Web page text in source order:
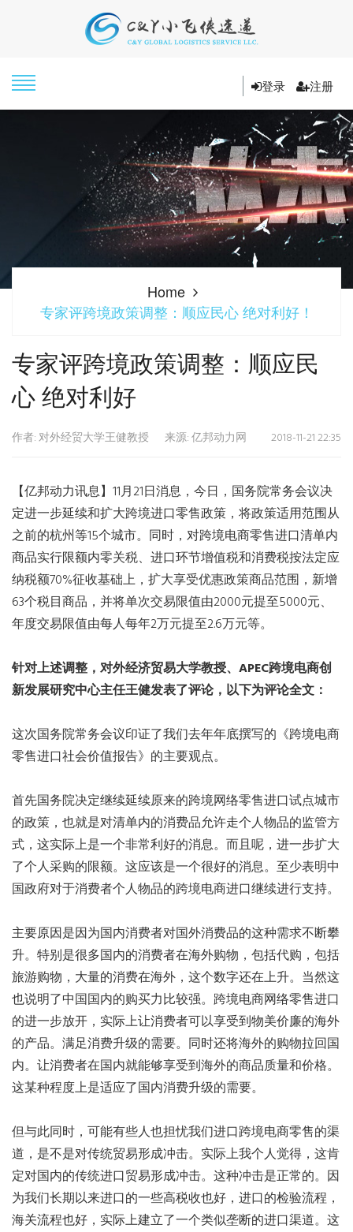
登录 注册
Home
专家评跨境政策调整：顺应民心 绝对利好！
专家评跨境政策调整：顺应民
心 绝对利好
作者: 对外经贸大学王健教授 来源: 亿邦动力网 2018-11-21 22:35
【亿邦动力讯息】11月21日消息，今日，国务院常务会议决
定进一步延续和扩大跨境进口零售政策，将政策适用范围从
之前的杭州等15个城市。同时，对跨境电商零售进口清单内
商品实行限额内零关税、进口环节增值税和消费税按法定应
纳税额70%征收基础上，扩大享受优惠政策商品范围，新增
63个税目商品，并将单次交易限值由2000元提至5000元、
年度交易限值由每人每年2万元提至2.6万元等。
针对上述调整，对外经济贸易大学教授、APEC跨境电商创
新发展研究中心主任王健发表了评论，以下为评论全文：
这次国务院常务会议印证了我们去年年底撰写的《跨境电商
零售进口社会价值报告》的主要观点。
首先国务院决定继续延续原来的跨境网络零售进口试点城市
的政策，也就是对清单内的消费品允许走个人物品的监管方
式，这实际上是一个非常利好的消息。而且呢，进一步扩大
了个人采购的限额。这应该是一个很好的消息。至少表明中
国政府对于消费者个人物品的跨境电商进口继续进行支持。
主要原因是因为国内消费者对国外消费品的这种需求不断攀
升。特别是很多国内的消费者在海外购物，包括代购，包括
旅游购物，大量的消费在海外，这个数字还在上升。当然这
也说明了中国国内的购买力比较强。跨境电商网络零售进口
的进一步放开，实际上让消费者可以享受到物美价廉的海外
的产品。满足消费升级的需要。同时还将海外的购物拉回国
内。让消费者在国内就能够享受到海外的商品质量和价格。
这某种程度上是适应了国内消费升级的需要。
但与此同时，可能有些人也担忧我们进口跨境电商零售的渠
道，是不是对传统贸易形成冲击。实际上我个人觉得，这肯
定对国内的传统进口贸易形成冲击。这种冲击是正常的。因
为我们长期以来进口的一些高税收也好，进口的检验流程，
海关流程也好，实际上建立了一个类似垄断的进口渠道。这